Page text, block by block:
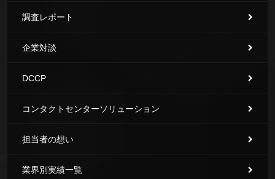
調査レポート
企業対談
DCCP
コンタクトセンターソリューション
担当者の想い
業界別実績一覧